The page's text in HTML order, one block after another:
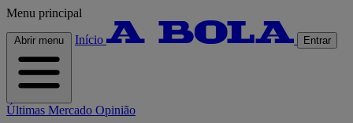
Menu principal
Abrir menu Início Entrar
Últimas Mercado Opinião